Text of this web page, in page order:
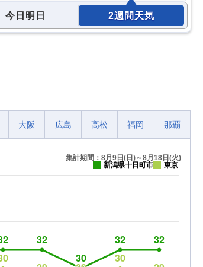
今日明日 2週間天気
大阪 広島 高松 福岡 那覇
集計期間：8月9日(日)～8月18日(火)
新潟県十日町市
東京